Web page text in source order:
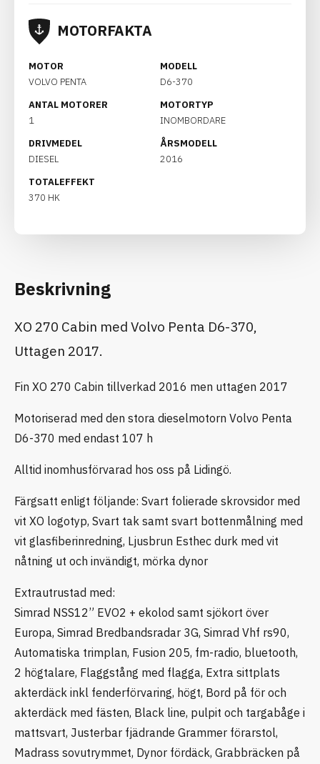
MOTORFAKTA
MOTOR
VOLVO PENTA
MODELL
D6-370
ANTAL MOTORER
1
MOTORTYP
INOMBORDARE
DRIVMEDEL
DIESEL
ÅRSMODELL
2016
TOTALEFFEKT
370 HK
Beskrivning
XO 270 Cabin med Volvo Penta D6-370,
Uttagen 2017.
Fin XO 270 Cabin tillverkad 2016 men uttagen 2017
Motoriserad med den stora dieselmotorn Volvo Penta
D6-370 med endast 107 h
Alltid inomhusförvarad hos oss på Lidingö.
Färgsatt enligt följande: Svart folierade skrovsidor med
vit XO logotyp, Svart tak samt svart bottenmålning med
vit glasfiberinredning, Ljusbrun Esthec durk med vit
nåtning ut och invändigt, mörka dynor
Extrautrustad med:
Simrad NSS12” EVO2 + ekolod samt sjökort över
Europa, Simrad Bredbandsradar 3G, Simrad Vhf rs90,
Automatiska trimplan, Fusion 205, fm-radio, bluetooth,
2 högtalare, Flaggstång med flagga, Extra sittplats
akterdäck inkl fenderförvaring, högt, Bord på för och
akterdäck med fästen, Black line, pulpit och targabåge i
mattsvart, Justerbar fjädrande Grammer förarstol,
Madrass sovutrymmet, Dynor fördäck, Grabbräcken på